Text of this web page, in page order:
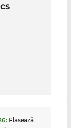
: Plasează